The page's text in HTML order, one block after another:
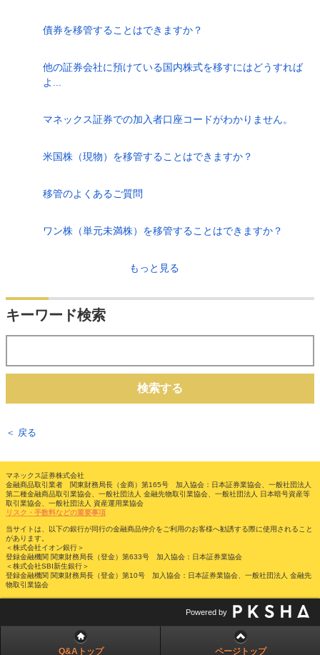
債券を移管することはできますか？
他の証券会社に預けている国内株式を移すにはどうすれば
よ...
マネックス証券での加入者口座コードがわかりません。
米国株（現物）を移管することはできますか？
移管のよくあるご質問
ワン株（単元未満株）を移管することはできますか？
もっと見る
キーワード検索
検索する
＜ 戻る
マネックス証券株式会社
金融商品取引業者 関東財務局長（金商）第165号 加入協会：日本証券業協会、一般社団法人
第二種金融商品取引業協会、一般社団法人 金融先物取引業協会、一般社団法人 日本暗号資産等
取引業協会、一般社団法人 資産運用業協会
リスク・手数料などの重要事項
当サイトは、以下の銀行が同行の金融商品仲介をご利用のお客様へ勧誘する際に使用されること
があります。
＜株式会社イオン銀行＞
登録金融機関 関東財務局長（登金）第633号 加入協会：日本証券業協会
＜株式会社SBI新生銀行＞
登録金融機関 関東財務局長（登金）第10号 加入協会：日本証券業協会、一般社団法人 金融先
物取引業協会
Powered by
Q&Aトップ ページトップ